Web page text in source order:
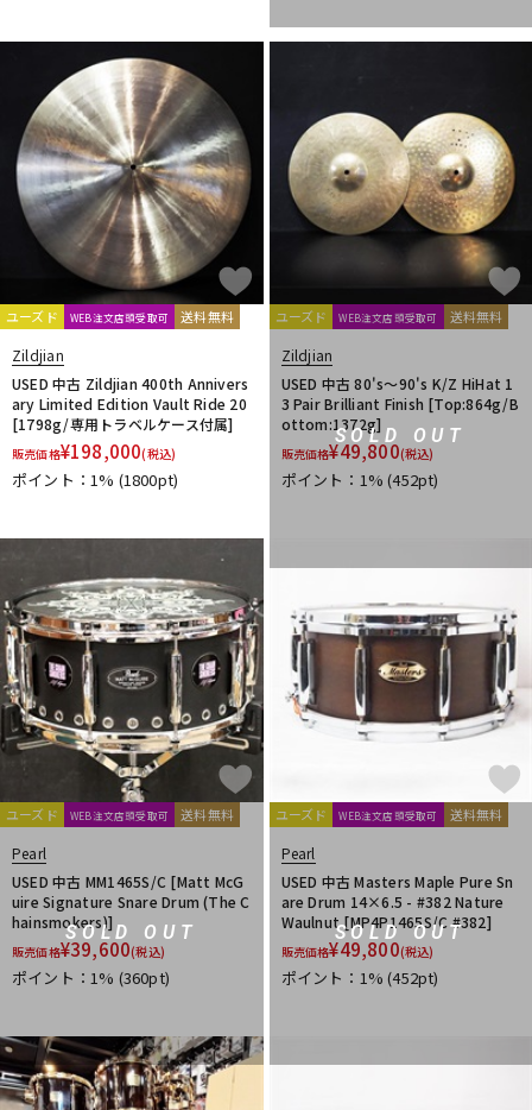
ユーズド WEB注文店頭受取可 送料無料
Zildjian
USED 中古 Zildjian 400th Annivers
ary Limited Edition Vault Ride 20
[1798g/専用トラベルケース付属]
販売価格¥198,000(税込)
ポイント：1% (1800pt)
SOLD OUT
ユーズド WEB注文店頭受取可 送料無料
Zildjian
USED 中古 80's～90's K/Z HiHat 1
3 Pair Brilliant Finish [Top:864g/B
ottom:1372g]
販売価格¥49,800(税込)
ポイント：1%(452pt)
SOLD OUT
ユーズド WEB注文店頭受取可 送料無料
Pearl
USED 中古 MM1465S/C [Matt McG
uire Signature Snare Drum (The C
hainsmokers)]
販売価格¥39,600(税込)
ポイント：1% (360pt)
SOLD OUT
ユーズド WEB注文店頭受取可 送料無料
Pearl
USED 中古 Masters Maple Pure Sn
are Drum 14×6.5 - #382 Nature
Waulnut [MP4P1465S/C #382]
販売価格¥49,800(税込)
ポイント：1%(452pt)